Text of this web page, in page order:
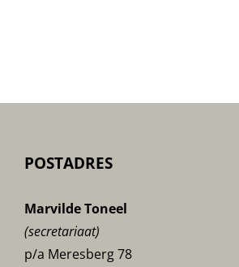
POSTADRES
Marvilde Toneel
(secretariaat)
p/a Meresberg 78